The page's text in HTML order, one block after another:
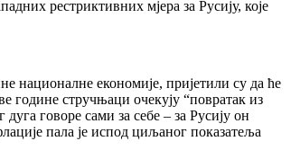
рестриктивних мјера за Русију, које
националне економије, пријетили су да ће
године стручњаци очекују “повратак из
говоре сами за себе – за Русију он
пала је испод циљаног показатеља